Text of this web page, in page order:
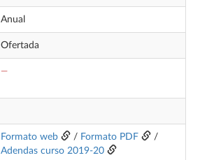
Anual
Ofertada
—
Formato web / Formato PDF
/
Adendas curso 2019-20